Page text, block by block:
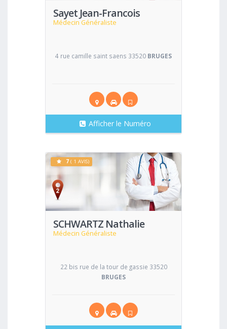
Sayet Jean-Francois
Médecin Généraliste
4 rue camille saint saens 33520 BRUGES
Afficher le Numéro
SCHWARTZ Nathalie
Médecin Généraliste
Voir
7 ( 1 AVIS)
22 bis rue de la tour de gassie 33520
BRUGES